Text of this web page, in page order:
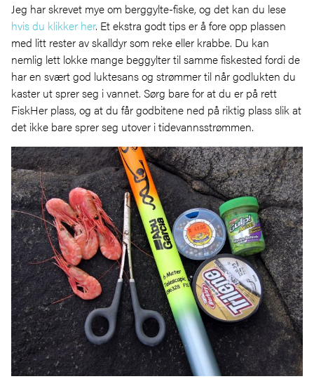
Jeg har skrevet mye om berggylte-fiske, og det kan du lese
hvis du klikker her. Et ekstra godt tips er å fore opp plassen
med litt rester av skalldyr som reke eller krabbe. Du kan
nemlig lett lokke mange beggylter til samme fiskested fordi de
har en svært god luktesans og strømmer til når godlukten du
kaster ut sprer seg i vannet. Sørg bare for at du er på rett
FiskHer plass, og at du får godbitene ned på riktig plass slik at
det ikke bare sprer seg utover i tidevannsstrømmen.